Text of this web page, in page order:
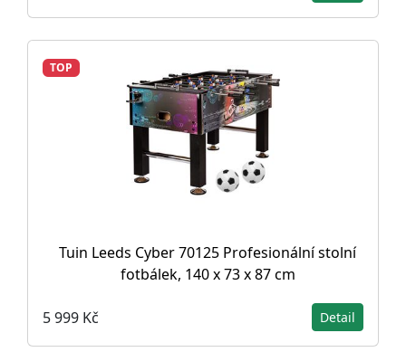
TOP
Tuin Leeds Cyber 70125 Profesionální stolní
fotbálek, 140 x 73 x 87 cm
5 999 Kč Detail